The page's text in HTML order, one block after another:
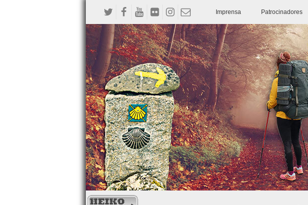
Imprensa Patrocinadores